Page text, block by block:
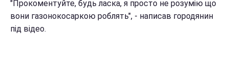
"Прокоментуйте, будь ласка, я просто не розумію що
вони газонокосаркою роблять", - написав городянин
під відео.